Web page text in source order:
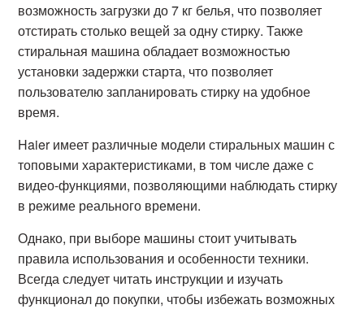
возможность загрузки до 7 кг белья, что позволяет
отстирать столько вещей за одну стирку. Также
стиральная машина обладает возможностью
установки задержки старта, что позволяет
пользователю запланировать стирку на удобное
время.
Haier имеет различные модели стиральных машин с
топовыми характеристиками, в том числе даже с
видео-функциями, позволяющими наблюдать стирку
в режиме реального времени.
Однако, при выборе машины стоит учитывать
правила использования и особенности техники.
Всегда следует читать инструкции и изучать
функционал до покупки, чтобы избежать возможных